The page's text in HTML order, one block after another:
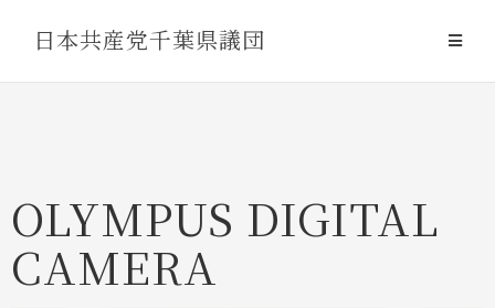
日本共産党千葉県議団
OLYMPUS DIGITAL
CAMERA